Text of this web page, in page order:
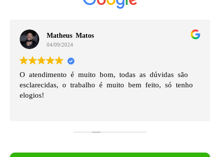
Matheus Matos
04/09/2024
O atendimento é muito bom, todas as dúvidas são
esclarecidas, o trabalho é muito bem feito, só tenho
elogios!